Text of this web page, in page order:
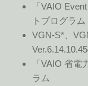
「VAIO
トプログラム
VGN-S*、
「VAIO 省
ラム